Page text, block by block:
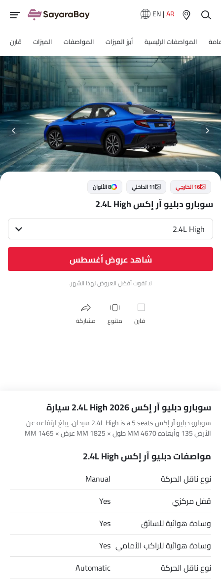
EN|AR
المواصفات الرئيسية أبرز الميزات المواصفات الميزات قارن
16 الخارجي 11 الداخلي 8 الألوان
سوبارو دبليو آر إكس 2.4L High
2.4L High
شاهد عروض أغسطس
لا تفوت أفضل العروض لهذا الشهر.
قارن متنوع مشاركة
سوبارو دبليو آر إكس 2.4L High 2026 سيارة
سوبارو دبليو آر إكس 2.4L High is a 5 seats سيدان. يبلغ ارتفاعه عن
الأرض 135 وأبعاده 4670 MM طول × 1825 MM عرض × 1465 MM
مواصفات دبليو آر إكس 2.4L High
نوع ناقل الحركة
Manual
قفل مركزي
Yes
وسادة هوائية للسائق
Yes
وسادة هوائية للراكب الأمامي Yes
نوع ناقل الحركة
Automatic